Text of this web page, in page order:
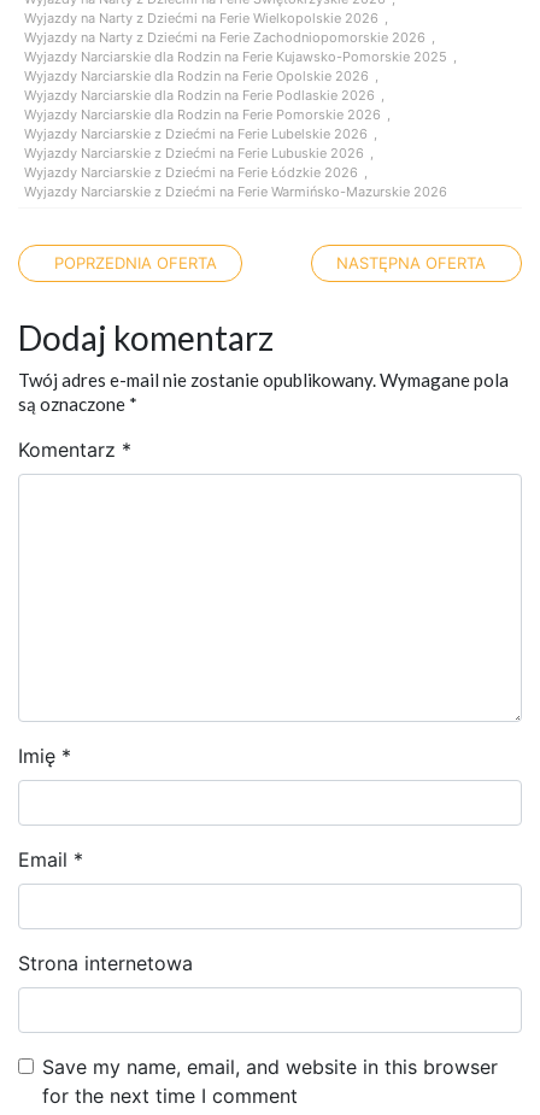
Wyjazdy na Narty z Dziećmi na Ferie Wielkopolskie 2026 ,
Wyjazdy na Narty z Dziećmi na Ferie Zachodniopomorskie 2026 ,
Wyjazdy Narciarskie dla Rodzin na Ferie Kujawsko-Pomorskie 2025 ,
Wyjazdy Narciarskie dla Rodzin na Ferie Opolskie 2026 ,
Wyjazdy Narciarskie dla Rodzin na Ferie Podlaskie 2026 ,
Wyjazdy Narciarskie dla Rodzin na Ferie Pomorskie 2026 ,
Wyjazdy Narciarskie z Dziećmi na Ferie Lubelskie 2026 ,
Wyjazdy Narciarskie z Dziećmi na Ferie Lubuskie 2026 ,
Wyjazdy Narciarskie z Dziećmi na Ferie Łódzkie 2026 ,
Wyjazdy Narciarskie z Dziećmi na Ferie Warmińsko-Mazurskie 2026
Nawigacja po artykułach
POPRZEDNIA OFERTA NASTĘPNA OFERTA
Dodaj komentarz
Twój adres e-mail nie zostanie opublikowany.Wymagane pola
są oznaczone *
Komentarz *
Imię *
Email *
Strona internetowa
Save my name, email, and website in this browser
for the next time I comment